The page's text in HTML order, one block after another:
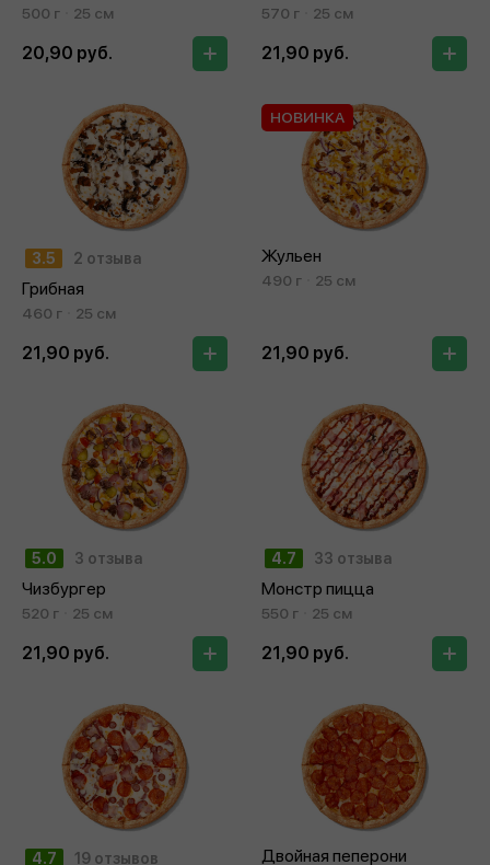
500 г 25 см
20,90 руб.
570 г 25 см
21,90 руб.
3.5 2 отзыва
Грибная
460 г 25 см
21,90 руб.
Жульен
НОВИНКА
490 г 25 см
21,90 руб.
5.0 3 отзыва
Чизбургер
520 г 25 см
21,90 руб.
4.7 33 отзыва
Монстр пицца
550 г 25 см
21,90 руб.
4.7 19 отзывов Двойная пеперони